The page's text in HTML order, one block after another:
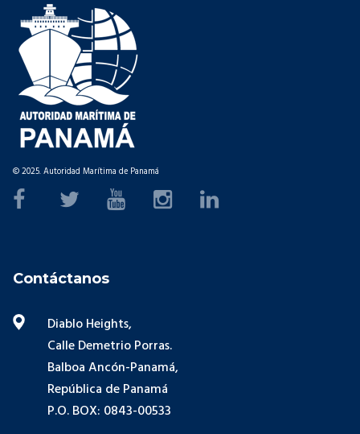
© 2025. Autoridad Marítima de Panamá
Contáctanos
Diablo Heights,
Calle Demetrio Porras.
Balboa Ancón-Panamá,
República de Panamá
P.O. BOX: 0843-00533